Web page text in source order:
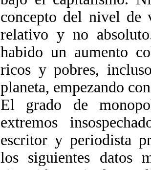
concepto del nivel de
relativo y no
habido un aumento
ricos y pobres,
planeta, empezando
El grado de
extremos
escritor y periodista
los siguientes datos